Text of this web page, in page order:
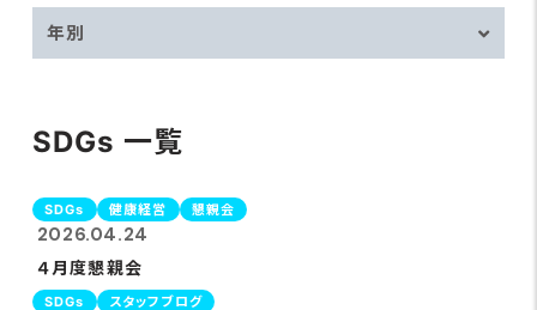
年別
SDGs 一覧
2026.04.24
SDGs 健康経営 懇親会
４月度懇親会
SDGs スタッフブログ